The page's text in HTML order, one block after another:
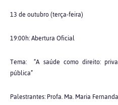
13 de outubro (terça-feira)
19:00h: Abertura Oficial
Tema: “A saúde como direito:
pública”
Palestrantes: Profa. Ma. Maria